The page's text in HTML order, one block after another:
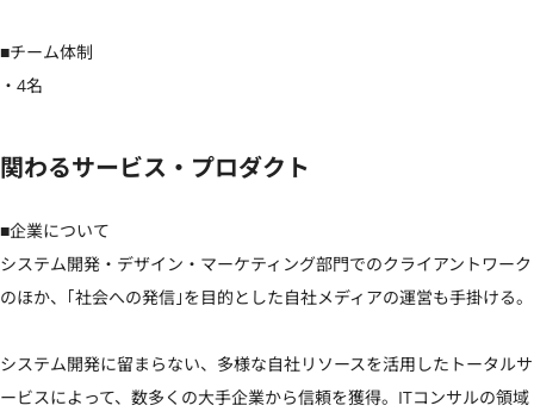
■チーム体制
・4名
関わるサービス・プロダクト
■企業について
システム開発・デザイン・マーケティング部門でのクライアントワーク
のほか、｢社会への発信｣を目的とした自社メディアの運営も手掛ける。
システム開発に留まらない、多様な自社リソースを活用したトータルサ
ービスによって、数多くの大手企業から信頼を獲得。ITコンサルの領域